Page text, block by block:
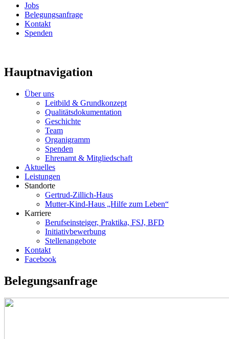
Jobs
Belegungsanfrage
Kontakt
Spenden
Hauptnavigation
Über uns
Leitbild & Grundkonzept
Qualitätsdokumentation
Geschichte
Team
Organigramm
Spenden
Ehrenamt & Mitgliedschaft
Aktuelles
Leistungen
Standorte
Gertrud-Zillich-Haus
Mutter-Kind-Haus „Hilfe zum Leben“
Karriere
Berufseinsteiger, Praktika, FSJ, BFD
Initiativbewerbung
Stellenangebote
Kontakt
Facebook
Belegungsanfrage